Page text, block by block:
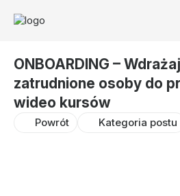
ONBOARDING –
zatrudnione osoby do
wideo kursów
Powrót Kategoria postu